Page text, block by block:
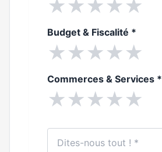
★★★★★
Budget & Fiscalité *
★★★★★
Commerces & Services *
★★★★★